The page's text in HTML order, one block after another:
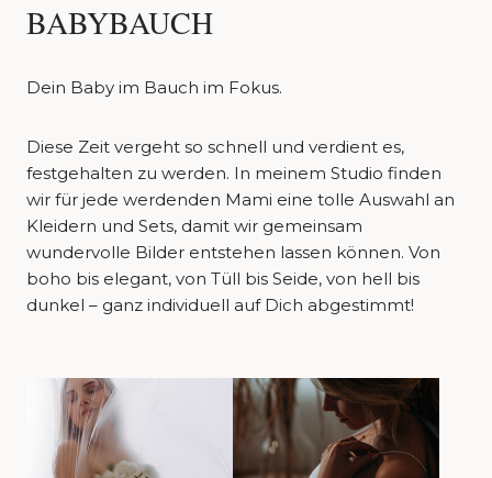
BABYBAUCH
Dein Baby im Bauch im Fokus.
Diese Zeit vergeht so schnell und verdient es,
festgehalten zu werden. In meinem Studio finden
wir für jede werdenden Mami eine tolle Auswahl an
Kleidern und Sets, damit wir gemeinsam
wundervolle Bilder entstehen lassen können. Von
boho bis elegant, von Tüll bis Seide, von hell bis
dunkel – ganz individuell auf Dich abgestimmt!